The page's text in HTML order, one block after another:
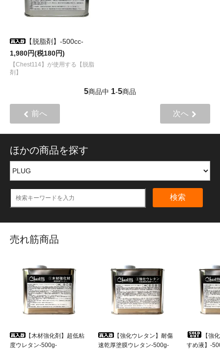
【脱脂剤】-500cc-
1,980円(税180円)
【Chest114】が使用する【脱脂
剤】
5商品中 1-5商品
前へ 次へ
ほかの商品を探す
検索
売れ筋商品
【木材強化剤】超低粘
度ウレタン-500g-
【強化ウレタン】耐傷
速乾厚塗膜ウレタン-500g-
【強
すめ液】-